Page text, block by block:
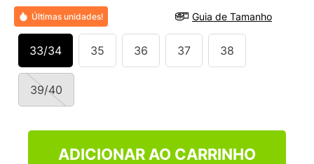
Últimas unidades! Guia de Tamanho
33/34 35 36 37 38
39/40
ADICIONAR AO CARRINHO
9º
NEW 530
10º VEJA COUNTRY